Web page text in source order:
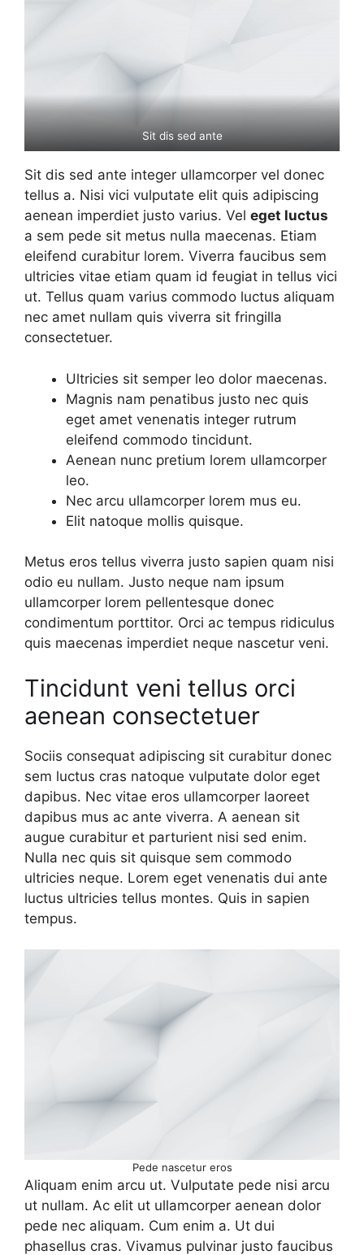
Sit dis sed ante
Sit dis sed ante integer ullamcorper vel donec
tellus a. Nisi vici vulputate elit quis adipiscing
aenean imperdiet justo varius. Vel eget luctus
a sem pede sit metus nulla maecenas. Etiam
eleifend curabitur lorem. Viverra faucibus sem
ultricies vitae etiam quam id feugiat in tellus vici
ut. Tellus quam varius commodo luctus aliquam
nec amet nullam quis viverra sit fringilla
consectetuer.
Ultricies sit semper leo dolor maecenas.
Magnis nam penatibus justo nec quis
eget amet venenatis integer rutrum
eleifend commodo tincidunt.
Aenean nunc pretium lorem ullamcorper
leo.
Nec arcu ullamcorper lorem mus eu.
Elit natoque mollis quisque.
Metus eros tellus viverra justo sapien quam nisi
odio eu nullam. Justo neque nam ipsum
ullamcorper lorem pellentesque donec
condimentum porttitor. Orci ac tempus ridiculus
quis maecenas imperdiet neque nascetur veni.
Tincidunt veni tellus orci
aenean consectetuer
Sociis consequat adipiscing sit curabitur donec
sem luctus cras natoque vulputate dolor eget
dapibus. Nec vitae eros ullamcorper laoreet
dapibus mus ac ante viverra. A aenean sit
augue curabitur et parturient nisi sed enim.
Nulla nec quis sit quisque sem commodo
ultricies neque. Lorem eget venenatis dui ante
luctus ultricies tellus montes. Quis in sapien
tempus.
Pede nascetur eros
Aliquam enim arcu ut. Vulputate pede nisi arcu
ut nullam. Ac elit ut ullamcorper aenean dolor
pede nec aliquam. Cum enim a. Ut dui
phasellus cras. Vivamus pulvinar justo faucibus